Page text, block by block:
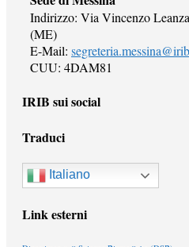
Indirizzo: Via Vincenzo
(ME)
E-Mail:
CUU: 4DAM81
IRIB sui social
Traduci
Italiano
Link esterni